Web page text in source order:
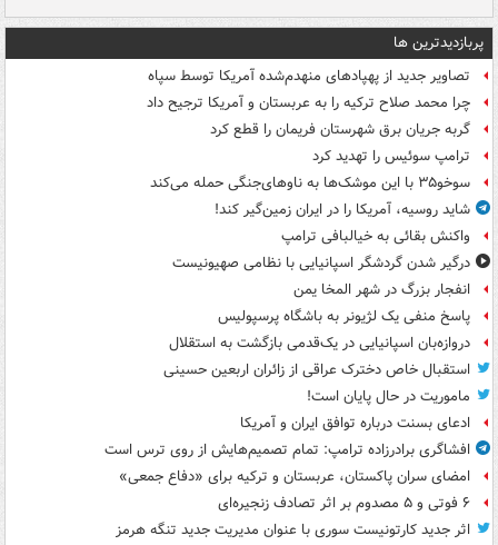
پربازدیدترین ها
تصاویر جدید از پهپادهای منهدم‌شده آمریکا توسط سپاه
چرا محمد صلاح ترکیه را به عربستان و آمریکا ترجیح داد
گربه جریان برق شهرستان فریمان را قطع کرد
ترامپ سوئیس را تهدید کرد
سوخو۳۵ با این موشک‌ها به ناوهای‌جنگی حمله می‌کند
شاید روسیه، آمریکا را در ایران زمین‌گیر کند!
واکنش بقائی به خیالبافی ترامپ
درگیر شدن گردشگر اسپانیایی با نظامی صهیونیست
انفجار بزرگ در شهر المخا یمن
پاسخ منفی یک لژیونر به باشگاه پرسپولیس
دروازه‌بان اسپانیایی در یک‌قدمی بازگشت به استقلال
استقبال خاص دخترک عراقی از زائران اربعین حسینی
ماموریت در حال پایان است!
ادعای بسنت درباره توافق ایران و آمریکا
افشاگری برادرزاده ترامپ: تمام تصمیم‌هایش از روی ترس است
امضای سران پاکستان، عربستان و ترکیه برای «دفاع جمعی»
۶ فوتی و ۵ مصدوم بر اثر تصادف زنجیره‌ای
اثر جدید کارتونیست سوری با عنوان مدیریت جدید تنگه هرمز